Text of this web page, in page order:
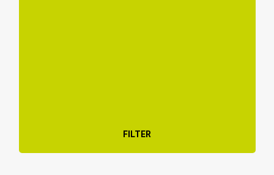
FILTER